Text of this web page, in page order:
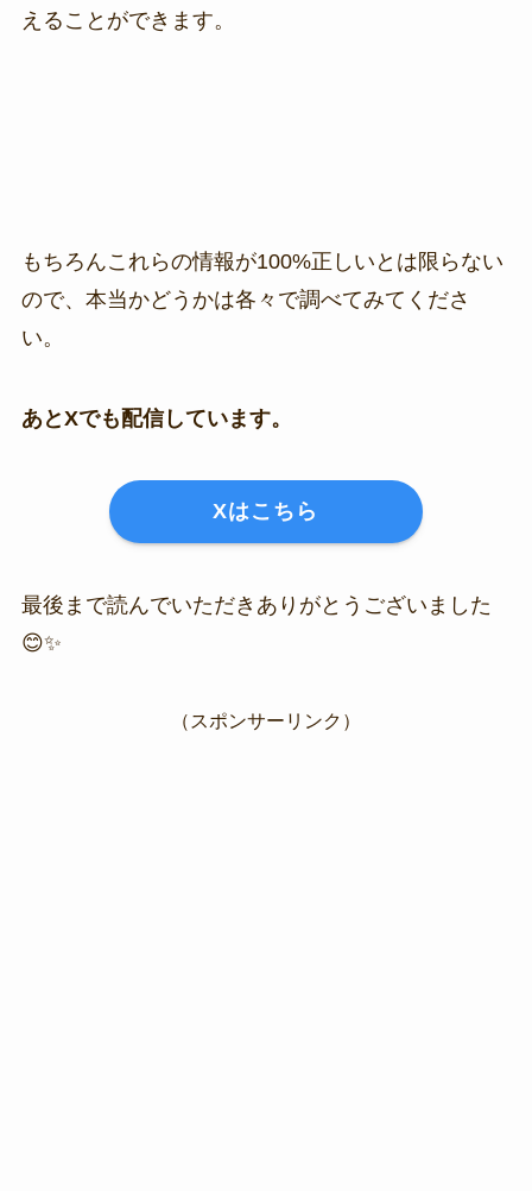
えることができます。
もちろんこれらの情報が100%正しいとは限らない
ので、本当かどうかは各々で調べてみてくださ
い。
あとXでも配信しています。
Xはこちら
最後まで読んでいただきありがとうございました
😊✨
（スポンサーリンク）